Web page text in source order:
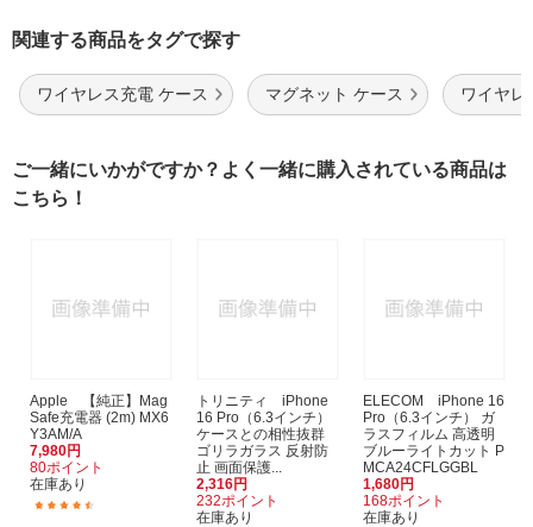
関連する商品をタグで探す
ワイヤレス充電 ケース マグネット ケース ワイヤレ
ご一緒にいかがですか？よく一緒に購入されている商品は
こちら！
Apple 【純正】Mag
Safe充電器 (2m) MX6
Y3AM/A
7,980円
80ポイント
在庫あり
トリニティ iPhone
16 Pro（6.3インチ）
ケースとの相性抜群
ゴリラガラス 反射防
止 画面保護...
2,316円
232ポイント
在庫あり
ELECOM iPhone 16
Pro（6.3インチ） ガ
ラスフィルム 高透明
ブルーライトカット P
MCA24CFLGGBL
1,680円
168ポイント
在庫あり